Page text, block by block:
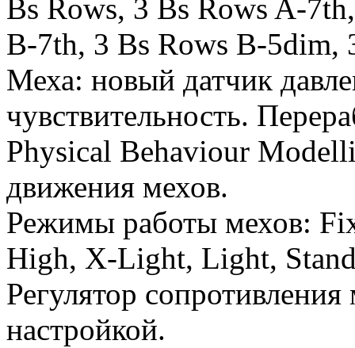
Bs Rows, 3 Bs Rows A-
B-7th, 3 Bs Rows B-5dim,
Меха: новый датчик
чувствительность.
Physical Behaviour
движения мехов.
Режимы работы мехов:
High, X-Light, Light,
Регулятор
настройкой.